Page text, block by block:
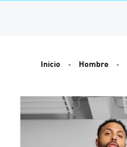
Inicio Hombre